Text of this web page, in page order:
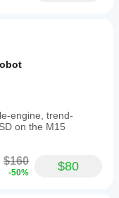
engine, trend-
on the M15
$160
-50% $80